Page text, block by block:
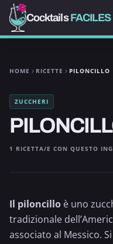
CocktailsFACILES
HOME RICETTE PILONCILLO
ZUCCHERI
1 RICETTA/E CON QUESTO
Il piloncillo è uno
tradizionale
associato al Messico.